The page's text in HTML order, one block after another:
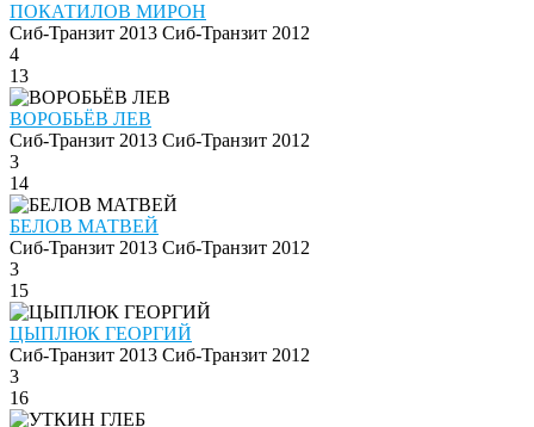
ПОКАТИЛОВ МИРОН
Сиб-Транзит 2013 Сиб-Транзит 2012
4
13
ВОРОБЬЁВ ЛЕВ
Сиб-Транзит 2013 Сиб-Транзит 2012
3
14
БЕЛОВ МАТВЕЙ
Сиб-Транзит 2013 Сиб-Транзит 2012
3
15
ЦЫПЛЮК ГЕОРГИЙ
Сиб-Транзит 2013 Сиб-Транзит 2012
3
16